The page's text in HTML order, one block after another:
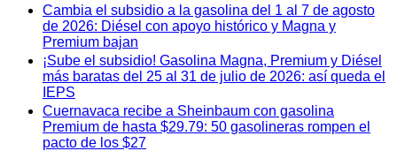
Cambia el subsidio a la gasolina del 1 al 7 de agosto
de 2026: Diésel con apoyo histórico y Magna y
Premium bajan
¡Sube el subsidio! Gasolina Magna, Premium y Diésel
más baratas del 25 al 31 de julio de 2026: así queda el
IEPS
Cuernavaca recibe a Sheinbaum con gasolina
Premium de hasta $29.79: 50 gasolineras rompen el
pacto de los $27